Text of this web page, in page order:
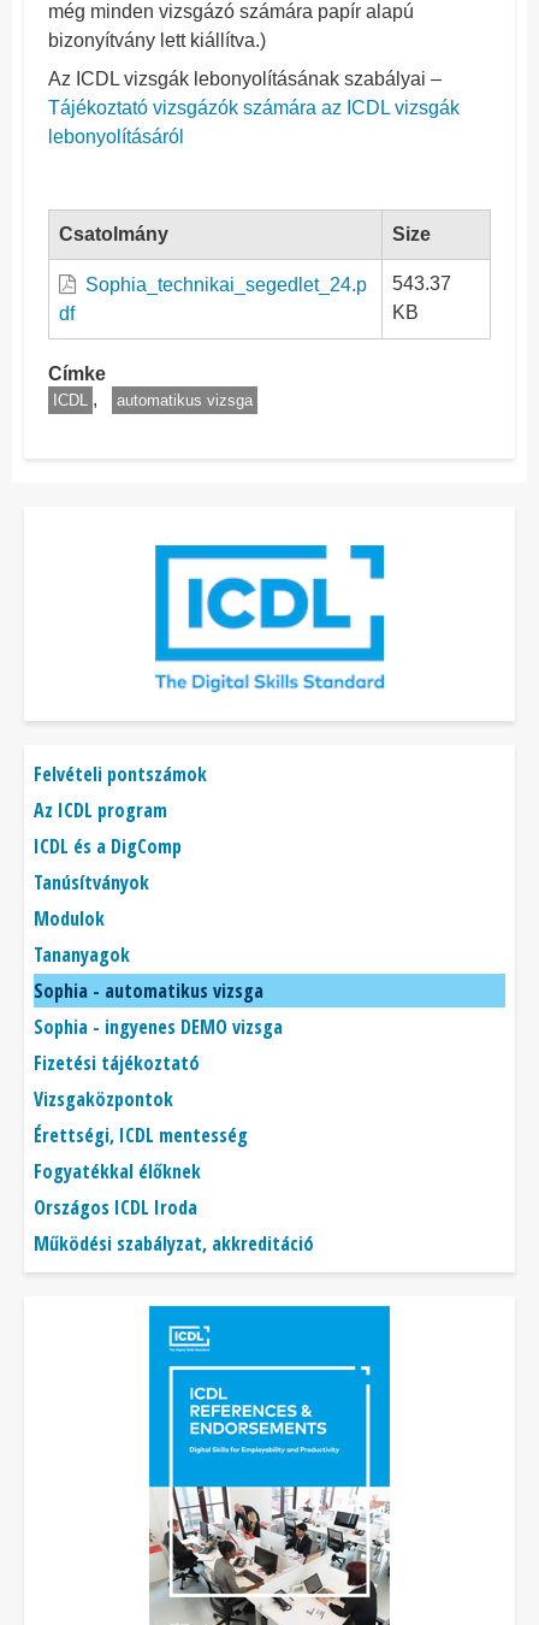
még minden vizsgázó számára papír alapú
bizonyítvány lett kiállítva.)
Az ICDL vizsgák lebonyolításának szabályai –
Tájékoztató vizsgázók számára az ICDL vizsgák
lebonyolításáról
Csatolmány Size
Sophia_technikai_segedlet_24.p
df
543.37
KB
Címke
ICDL automatikus vizsga
Főmenü
Felvételi pontszámok
Az ICDL program
ICDL és a DigComp
Tanúsítványok
Modulok
Tananyagok
Sophia - automatikus vizsga
Sophia - ingyenes DEMO vizsga
Fizetési tájékoztató
Vizsgaközpontok
Érettségi, ICDL mentesség
Fogyatékkal élőknek
Országos ICDL Iroda
Működési szabályzat, akkreditáció